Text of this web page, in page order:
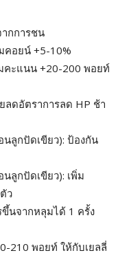
ากการชน
คอยน์ +5-10%
คะแนน +20-200 พอยท์
ลดอัตราการลด HP ช้า
นลูกปัดเขียว): ป้องกัน
นลูกปัดเขียว): เพิ่ม
ว
ขึ้นจากหลุมได้ 1 ครั้ง
210 พอยท์ ให้กับเยลลี่